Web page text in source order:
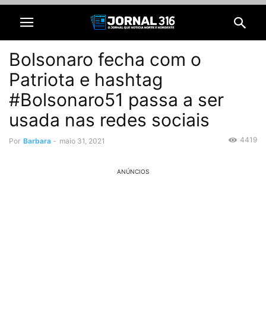
Bolsonaro fecha com o
Patriota e hashtag
#Bolsonaro51 passa a ser
usada nas redes sociais
Por Barbara - maio 31, 2021 4419
ANÚNCIOS